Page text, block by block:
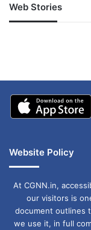
Web Stories
जम्मू-कश्मीर में
अपडेट
Website Policy
At CGNN.in,
our visitors is
document outlines
we use it, in full